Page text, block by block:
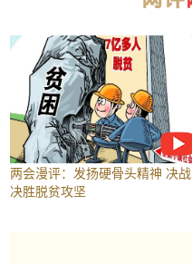
两会漫评：发扬硬骨头精神 决战
决胜脱贫攻坚